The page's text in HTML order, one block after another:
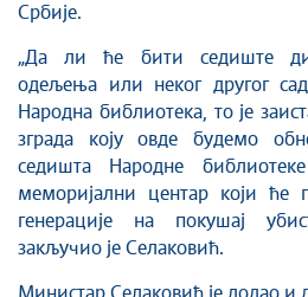
Србије.
„Да ли ће бити седиште
одељења или неког другог
Народна библиотека, то је
зграда коју овде будемо
седишта Народне
меморијални центар који ће
генерације на покушај
закључио је Селаковић.